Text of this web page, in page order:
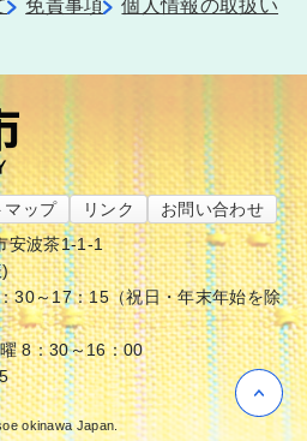
免責事項
個人情報の取扱い
マップ リンク
お問い合わせ
安波茶1-1-1
)
30～17：15（祝日・年末年始を除
8：30～16：00
okinawa Japan.